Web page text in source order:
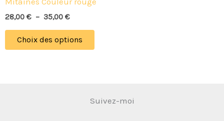
28,00 € – 35,00 €
Choix des options
choisies
la
page
Suivez-moi